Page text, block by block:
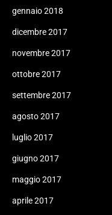
gennaio 2018
dicembre 2017
novembre 2017
ottobre 2017
settembre 2017
agosto 2017
luglio 2017
giugno 2017
maggio 2017
aprile 2017